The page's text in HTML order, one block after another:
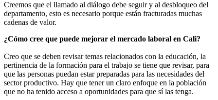
Creemos que el llamado al diálogo debe seguir y al desbloqueo del
departamento, esto es necesario porque están fracturadas muchas
cadenas de valor.
¿Cómo cree que puede mejorar el mercado laboral en Cali?
Creo que se deben revisar temas relacionados con la educación, la
pertinencia de la formación para el trabajo se tiene que revisar, para
que las personas puedan estar preparadas para las necesidades del
sector productivo. Hay que tener un claro enfoque en la población
que no ha tenido acceso a oportunidades para que sí las tenga.